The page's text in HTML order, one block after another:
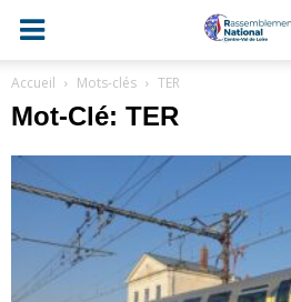
Accueil Mots-clés TER
Mot-Clé: TER